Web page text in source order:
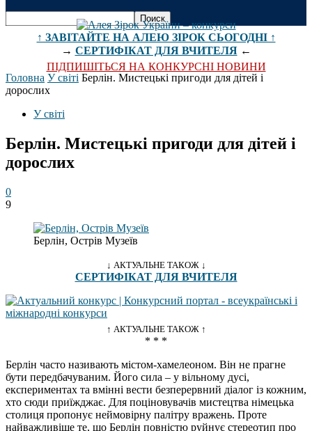
↑ ЗАВІТАЙТЕ НА АЛЕЮ ЗІРОК СЬОГОДНІ ↑
→ СЕРТИФІКАТ ДЛЯ ВЧИТЕЛЯ←
ПІДПИШІТЬСЯ НА КОНКУРСНІ НОВИНИ
Головна У світі Берлін. Мистецькі пригоди для дітей і
дорослих
У світі
Берлін. Мистецькі пригоди для дітей і
дорослих
0
9
Берлін, Острів Музеїв
↓ АКТУАЛЬНЕ ТАКОЖ ↓
СЕРТИФІКАТ ДЛЯ ВЧИТЕЛЯ
↑ АКТУАЛЬНЕ ТАКОЖ ↑
* * *
Берлін часто називають містом-хамелеоном. Він не прагне
бути передбачуваним. Його сила – у вільному дусі,
експериментах та вмінні вести безперервний діалог із кожним,
хто сюди приїжджає. Для поціновувачів мистецтва німецька
столиця пропонує неймовірну палітру вражень. Проте
найважливіше те, що Берлін повністю руйнує стереотип про